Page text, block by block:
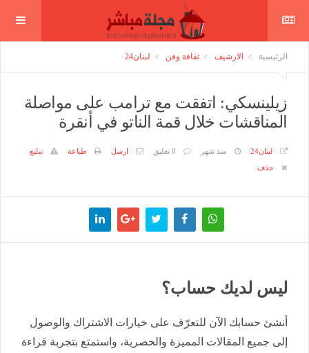
الرئيسية الارشيف ثقافة وفن لبنان24
زيلينسكي: اتفقت مع ترامب على مواصلة
المناقشات خلال قمة الناتو في أنقرة
لبنان24 منذ شهر 0 تعليق ارسل طباعة
تبليغ
حذف
ليس لديك حساب؟
أنشئ حسابك الآن للتعرّف على خيارات الاشتراك والوصول
إلى جميع المقالات المميزة والحصرية، واستمتع بتجربة قراءة